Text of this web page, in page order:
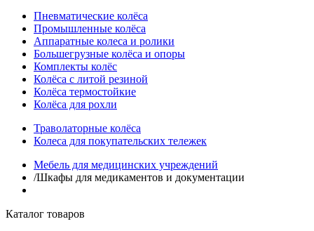
Пневматические колёса
Промышленные колёса
Аппаратные колеса и ролики
Большегрузные колёса и опоры
Комплекты колёс
Колёса с литой резиной
Колёса термостойкие
Колёса для рохли
Траволаторные колёса
Колеса для покупательских тележек
Мебель для медицинских учреждений
/Шкафы для медикаментов и документации
Каталог товаров